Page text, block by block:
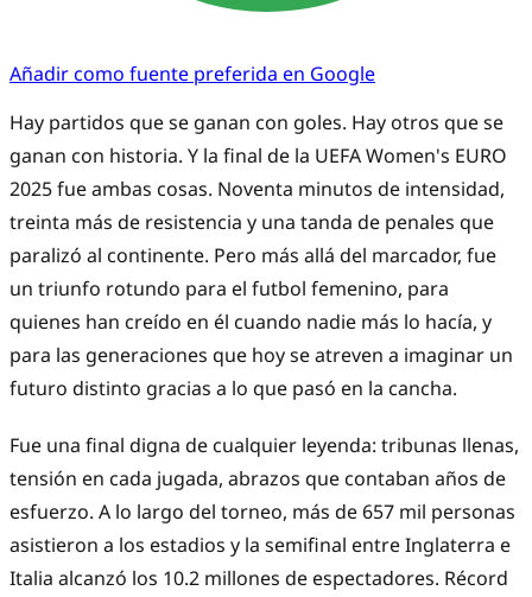
Añadir como fuente preferida en Google
Hay partidos que se ganan con goles. Hay otros que se
ganan con historia. Y la final de la UEFA Women's EURO
2025 fue ambas cosas. Noventa minutos de intensidad,
treinta más de resistencia y una tanda de penales que
paralizó al continente. Pero más allá del marcador, fue
un triunfo rotundo para el futbol femenino, para
quienes han creído en él cuando nadie más lo hacía, y
para las generaciones que hoy se atreven a imaginar un
futuro distinto gracias a lo que pasó en la cancha.
Fue una final digna de cualquier leyenda: tribunas llenas,
tensión en cada jugada, abrazos que contaban años de
esfuerzo. A lo largo del torneo, más de 657 mil personas
asistieron a los estadios y la semifinal entre Inglaterra e
Italia alcanzó los 10.2 millones de espectadores. Récord